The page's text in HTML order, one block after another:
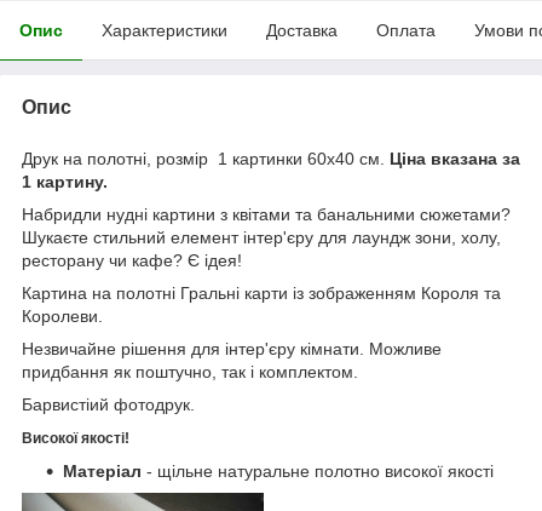
Опис Характеристики Доставка Оплата Умови
Опис
Друк на полотні, розмір 1 картинки 60x40 см. Ціна вказана за
1 картину.
Набридли нудні картини з квітами та банальними сюжетами?
Шукаєте стильний елемент інтер'єру для лаундж зони, холу,
ресторану чи кафе? Є ідея!
Картина на полотні Гральні карти із зображенням Короля та
Королеви.
Незвичайне рішення для інтер'єру кімнати. Можливе
придбання як поштучно, так і комплектом.
Барвистіий фотодрук.
Високої якості!
Матеріал - щільне натуральне полотно високої якості